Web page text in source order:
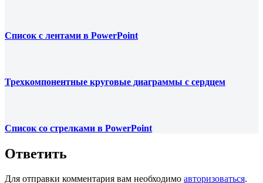
Список с лентами в PowerPoint
Трехкомпонентные круговые диаграммы с сердцем
Список со стрелками в PowerPoint
Ответить
Для отправки комментария вам необходимо авторизоваться.